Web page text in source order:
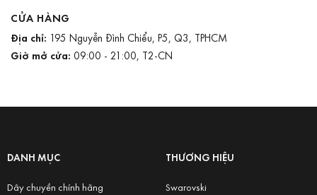
CỬA HÀNG
Địa chỉ: 195 Nguyễn Đình Chiểu, P5, Q3, TPHCM
Giờ mở cửa: 09:00 - 21:00, T2-CN
DANH MỤC
Dây chuyền chính hãng
THƯƠNG HIỆU
Swarovski